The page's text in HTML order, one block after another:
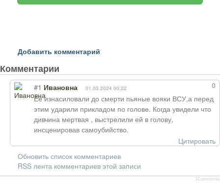
Добавить комментарий
Комментарии
0
#1 Ивановна 01.03.2024 00:22
Её изнасиловали до смерти пьяные вояки ВСУ,а перед
этим ударили прикладом по голове. Когда увидели что
дивчина мертвая , выстрелили ей в голову,
инсценировав самоубийство.
Цитировать
Обновить список комментариев
RSS лента комментариев этой записи
JComments